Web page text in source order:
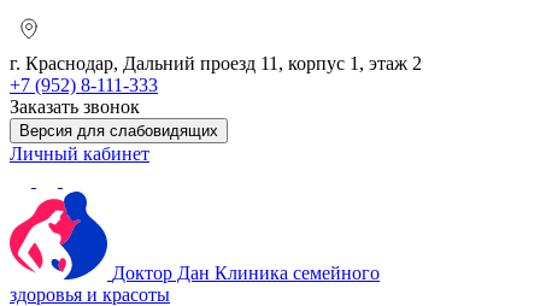
г. Краснодар, Дальний проезд 11, корпус 1, этаж 2
+7 (952) 8-111-333
Заказать звонок
Версия для слабовидящих
Личный кабинет
Доктор Дан Клиника семейного
здоровья и красоты